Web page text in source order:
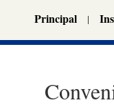
Principal